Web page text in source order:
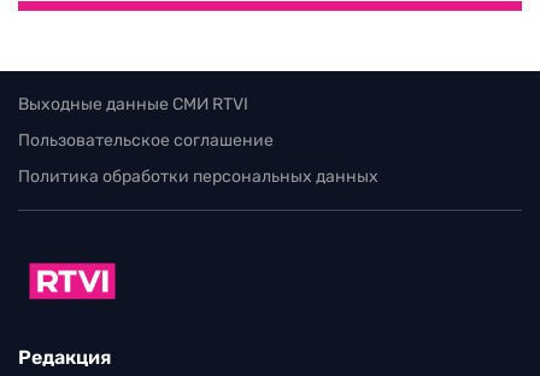
Выходные данные СМИ RTVI
Пользовательское соглашение
Политика обработки персональных данных
Редакция